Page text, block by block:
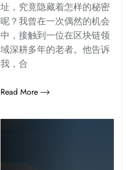
址，究竟隐藏着怎样的秘密
呢？我曾在一次偶然的机会
中，接触到一位在区块链领
域深耕多年的老者。他告诉
我，合
Read More